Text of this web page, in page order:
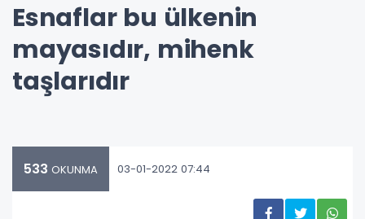
Esnaflar bu ülkenin
mayasıdır, mihenk
taşlarıdır
533 OKUNMA 03-01-2022 07:44